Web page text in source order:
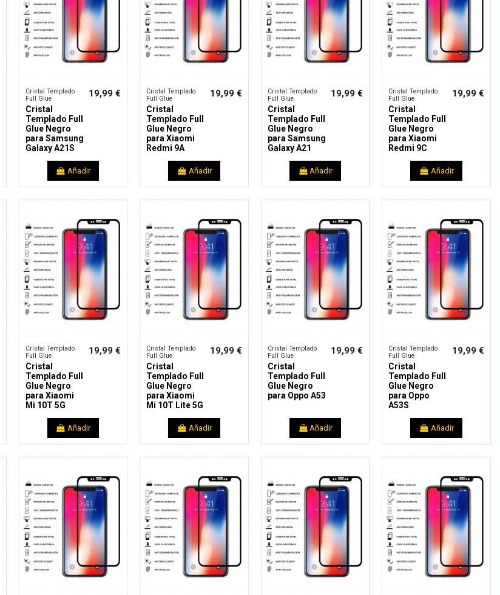
Cristal Templado
Full Glue
Cristal
Templado Full
Glue Negro
para Samsung
Galaxy A21S
19,99 €
Añadir
Cristal Templado
Full Glue
Cristal
Templado Full
Glue Negro
para Xiaomi
Redmi 9A
19,99 €
Añadir
Cristal Templado
Full Glue
Cristal
Templado Full
Glue Negro
para Samsung
Galaxy A21
19,99 €
Añadir
Cristal Templado
Full Glue
Cristal
Templado Full
Glue Negro
para Xiaomi
Redmi 9C
19,99 €
Añadir
Cristal Templado
Full Glue
Cristal
Templado Full
Glue Negro
para Xiaomi
Mi 10T 5G
19,99 €
Añadir
Cristal Templado
Full Glue
Cristal
Templado Full
Glue Negro
para Xiaomi
Mi 10T Lite 5G
19,99 €
Añadir
Cristal Templado
Full Glue
Cristal
Templado Full
Glue Negro
para Oppo A53
19,99 €
Añadir
Cristal Templado
Full Glue
Cristal
Templado Full
Glue Negro
para Oppo
A53S
19,99 €
Añadir